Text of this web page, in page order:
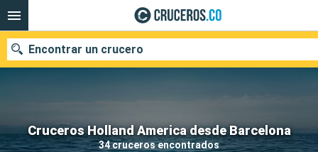
Cruceros Holland America desde Barcelona
34 cruceros encontrados
Encontrar un crucero
Fecha de salida